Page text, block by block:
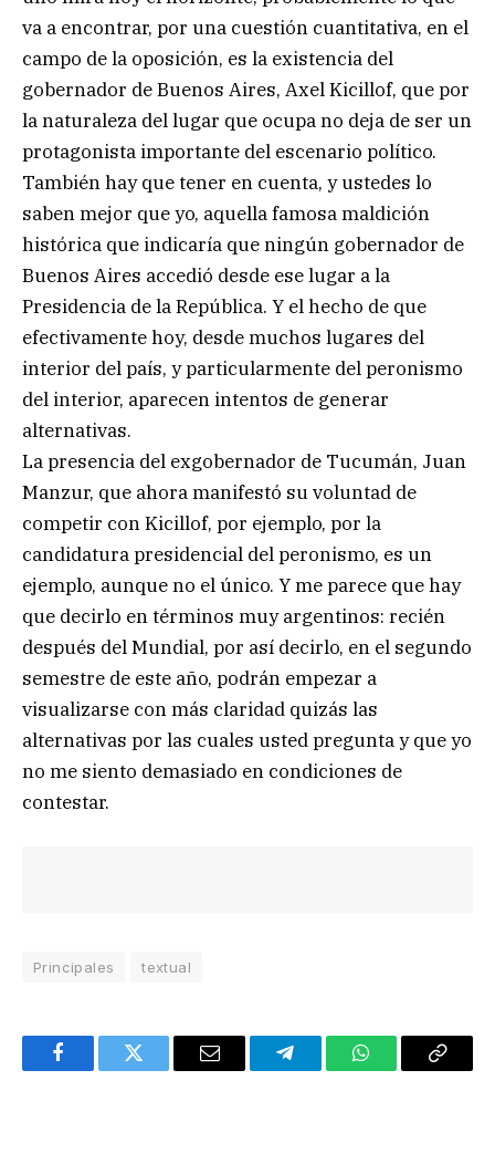
va a encontrar, por una cuestión cuantitativa, en el
campo de la oposición, es la existencia del
gobernador de Buenos Aires, Axel Kicillof, que por
la naturaleza del lugar que ocupa no deja de ser un
protagonista importante del escenario político.
También hay que tener en cuenta, y ustedes lo
saben mejor que yo, aquella famosa maldición
histórica que indicaría que ningún gobernador de
Buenos Aires accedió desde ese lugar a la
Presidencia de la República. Y el hecho de que
efectivamente hoy, desde muchos lugares del
interior del país, y particularmente del peronismo
del interior, aparecen intentos de generar
alternativas.
La presencia del exgobernador de Tucumán, Juan
Manzur, que ahora manifestó su voluntad de
competir con Kicillof, por ejemplo, por la
candidatura presidencial del peronismo, es un
ejemplo, aunque no el único. Y me parece que hay
que decirlo en términos muy argentinos: recién
después del Mundial, por así decirlo, en el segundo
semestre de este año, podrán empezar a
visualizarse con más claridad quizás las
alternativas por las cuales usted pregunta y que yo
no me siento demasiado en condiciones de
contestar.
Principales textual
FacebookTwitter Email TelegramWhatsAppCopy